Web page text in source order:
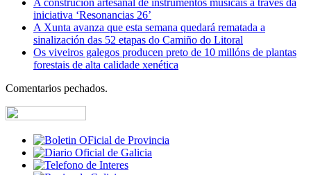
iniciativa ‘Resonancias 26’
A Xunta avanza que esta semana quedará rematada a
sinalización das 52 etapas do Camiño do Litoral
Os viveiros galegos producen preto de 10 millóns de plantas
forestais de alta calidade xenética
Comentarios pechados.